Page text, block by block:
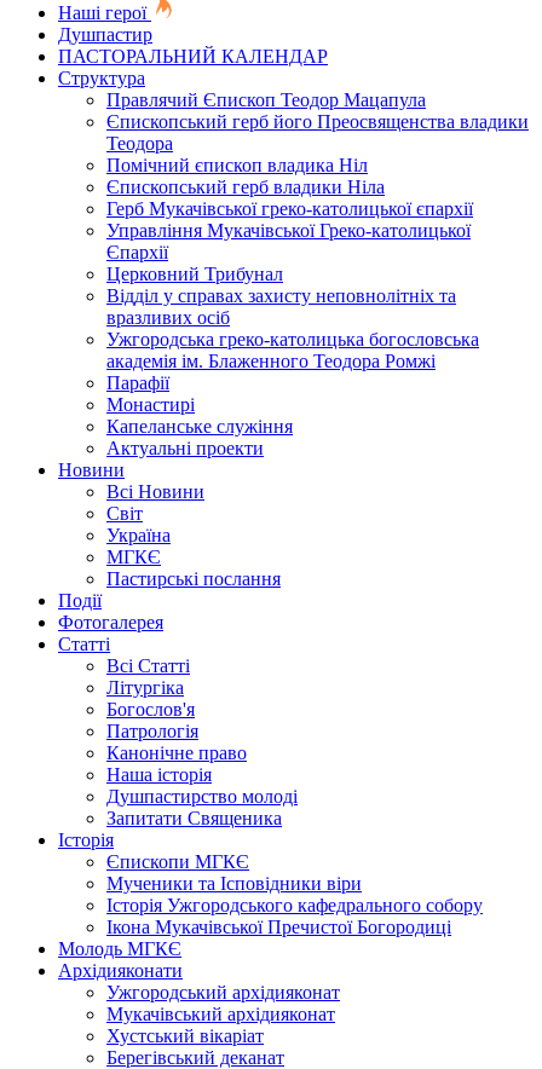
Наші герої
Душпастир
ПАСТОРАЛЬНИЙ КАЛЕНДАР
Структура
Правлячий Єпископ Теодор Мацапула
Єпископський герб його Преосвященства владики
Теодора
Помічний єпископ владика Ніл
Єпископський герб владики Ніла
Герб Мукачівської греко-католицької єпархії
Управління Мукачівської Греко-католицької
Єпархії
Церковний Трибунал
Відділ у справах захисту неповнолітніх та
вразливих осіб
Ужгородська греко-католицька богословська
академія ім. Блаженного Теодора Ромжі
Парафії
Монастирі
Капеланське служіння
Актуальні проекти
Новини
Всі Новини
Світ
Україна
МГКЄ
Пастирські послання
Події
Фотогалерея
Статті
Всі Статті
Літургіка
Богослов'я
Патрологія
Канонічне право
Наша історія
Душпастирство молоді
Запитати Священика
Історія
Єпископи МГКЄ
Мученики та Ісповідники віри
Історія Ужгородського кафедрального собору
Ікона Мукачівської Пречистої Богородиці
Молодь МГКЄ
Архідияконати
Ужгородський архідияконат
Мукачівський архідияконат
Хустський вікаріат
Берегівський деканат